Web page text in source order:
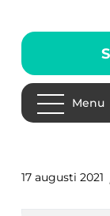
Menu
17 augusti 2021